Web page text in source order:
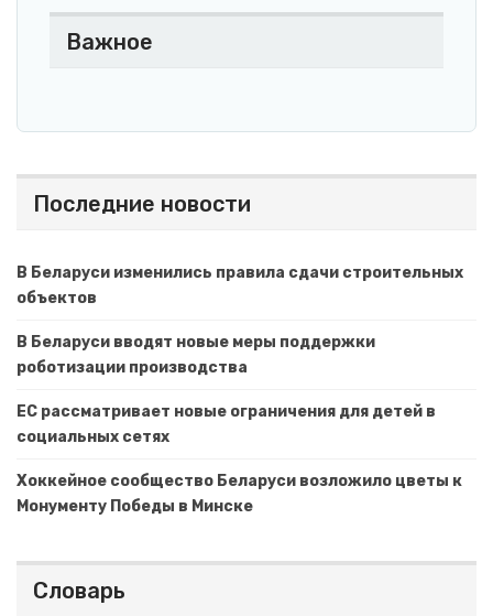
Важное
Последние новости
В Беларуси изменились правила сдачи строительных
объектов
В Беларуси вводят новые меры поддержки
роботизации производства
ЕС рассматривает новые ограничения для детей в
социальных сетях
Хоккейное сообщество Беларуси возложило цветы к
Монументу Победы в Минске
Словарь